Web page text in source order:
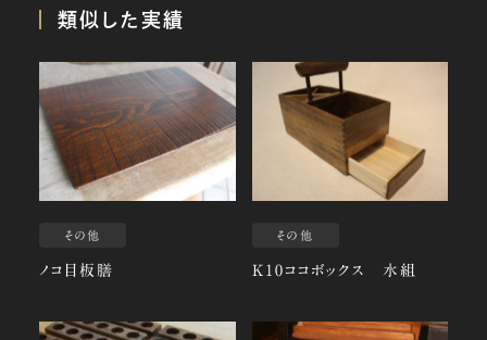
類似した実績
その他
ノコ目板膳
その他
K10ココボックス 水組